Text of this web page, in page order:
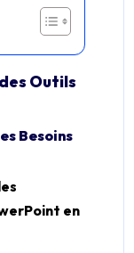
Outils
Besoins
en